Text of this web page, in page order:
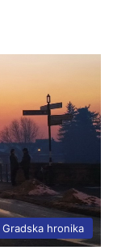
Gradska hronika